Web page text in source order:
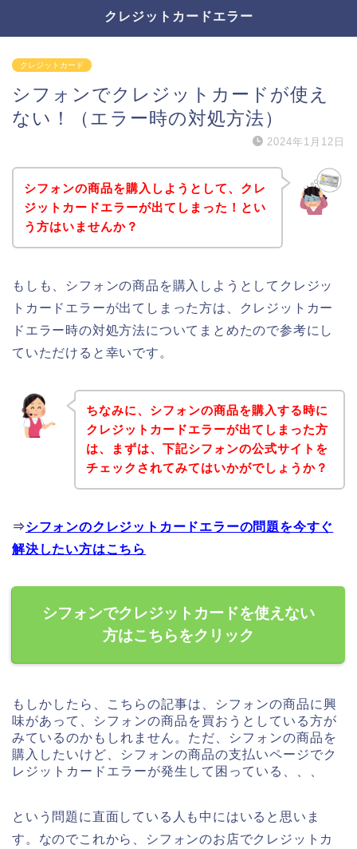
クレジットカードエラー
クレジットカード
シフォンでクレジットカードが使え
ない！（エラー時の対処方法）
2024年1月12日
シフォンの商品を購入しようとして、クレ
ジットカードエラーが出てしまった！とい
う方はいませんか？
もしも、シフォンの商品を購入しようとしてクレジッ
トカードエラーが出てしまった方は、クレジットカー
ドエラー時の対処方法についてまとめたので参考にし
ていただけると幸いです。
ちなみに、シフォンの商品を購入する時に
クレジットカードエラーが出てしまった方
は、まずは、下記シフォンの公式サイトを
チェックされてみてはいかがでしょうか？
⇒シフォンのクレジットカードエラーの問題を今すぐ
解決したい方はこちら
シフォンでクレジットカードを使えない
方はこちらをクリック
もしかしたら、こちらの記事は、シフォンの商品に興
味があって、シフォンの商品を買おうとしている方が
みているのかもしれません。ただ、シフォンの商品を
購入したいけど、シフォンの商品の支払いページでク
レジットカードエラーが発生して困っている、、、
という問題に直面している人も中にはいると思いま
す。なのでこれから、シフォンのお店でクレジットカ